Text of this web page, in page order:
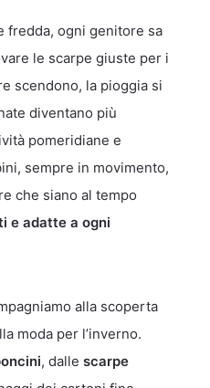
fredda, ogni genitore sa
le scarpe giuste per i
scendono, la pioggia si
diventano più
pomeridiane e
sempre in movimento,
che siano al tempo
e adatte a ogni
alla scoperta
moda per l’inverno.
, dalle scarpe